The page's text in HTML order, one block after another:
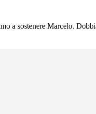
a sostenere Marcelo.